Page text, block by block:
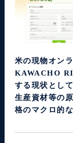
米の現物オン
KAWACHO
する現状とし
生産資材等の
格のマクロ的